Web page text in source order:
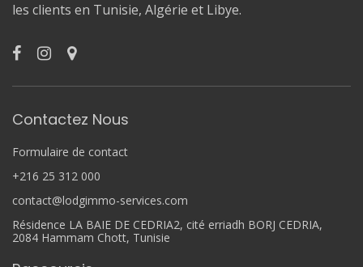
les clients en Tunisie, Algérie et Libye.
Contactez Nous
Formulaire de contact
+216 25 312 000
contact@lodgimmo-services.com
Résidence LA BAIE DE CEDRIA2, cité erriadh BORJ CEDRIA,
2084 Hammam Chott, Tunisie